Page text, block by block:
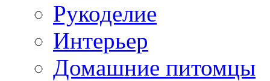
Рукоделие
Интерьер
Домашние питомцы